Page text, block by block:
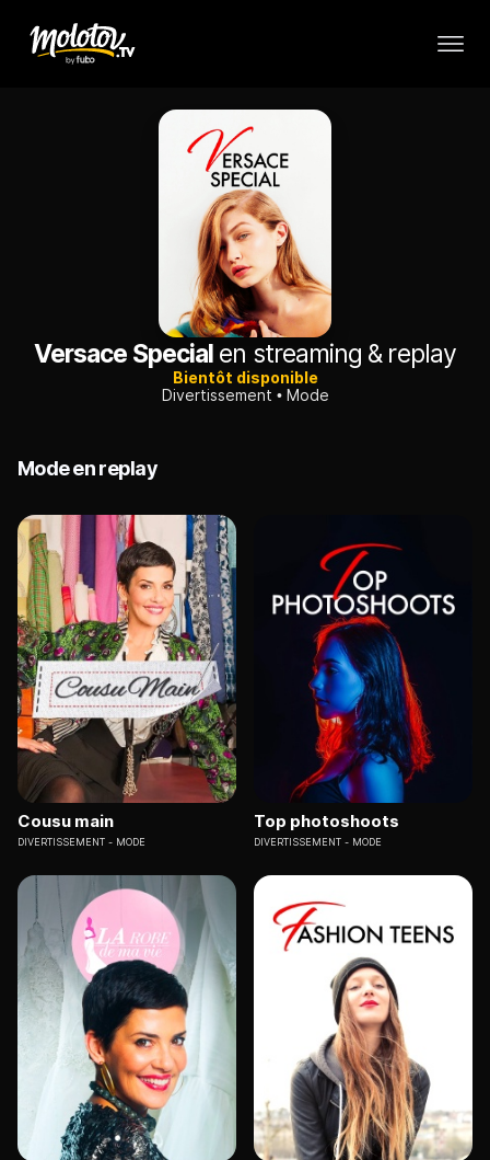
Versace Special en streaming & replay
Bientôt disponible
Divertissement
Mode
Mode en replay
Cousu main
DIVERTISSEMENT MODE
Top photoshoots
DIVERTISSEMENT MODE